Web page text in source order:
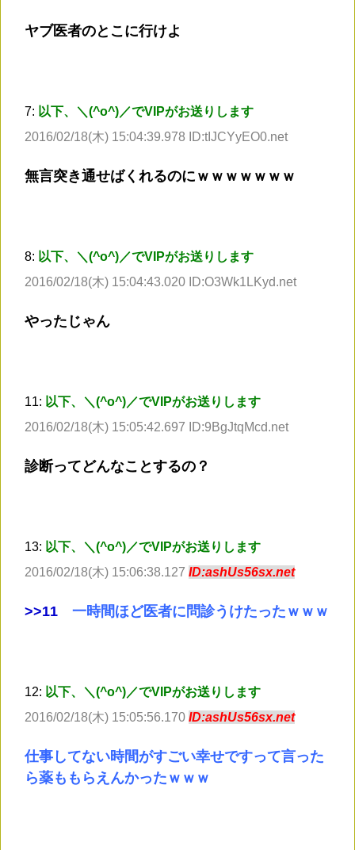
ヤブ医者のとこに行けよ
7: 以下、＼(^o^)／でVIPがお送りします
2016/02/18(木) 15:04:39.978 ID:tIJCYyEO0.net
無言突き通せばくれるのにｗｗｗｗｗｗｗ
8: 以下、＼(^o^)／でVIPがお送りします
2016/02/18(木) 15:04:43.020 ID:O3Wk1LKyd.net
やったじゃん
11: 以下、＼(^o^)／でVIPがお送りします
2016/02/18(木) 15:05:42.697 ID:9BgJtqMcd.net
診断ってどんなことするの？
13: 以下、＼(^o^)／でVIPがお送りします
2016/02/18(木) 15:06:38.127 ID:ashUs56sx.net
>>11 一時間ほど医者に問診うけたったｗｗｗ
12: 以下、＼(^o^)／でVIPがお送りします
2016/02/18(木) 15:05:56.170 ID:ashUs56sx.net
仕事してない時間がすごい幸せですって言った
ら薬ももらえんかったｗｗｗ